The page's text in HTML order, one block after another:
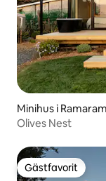
Minihus i
Olives Nest
Gästfavorit
Gästfavorit